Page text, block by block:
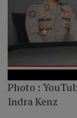
Photo :
Indra Kenz